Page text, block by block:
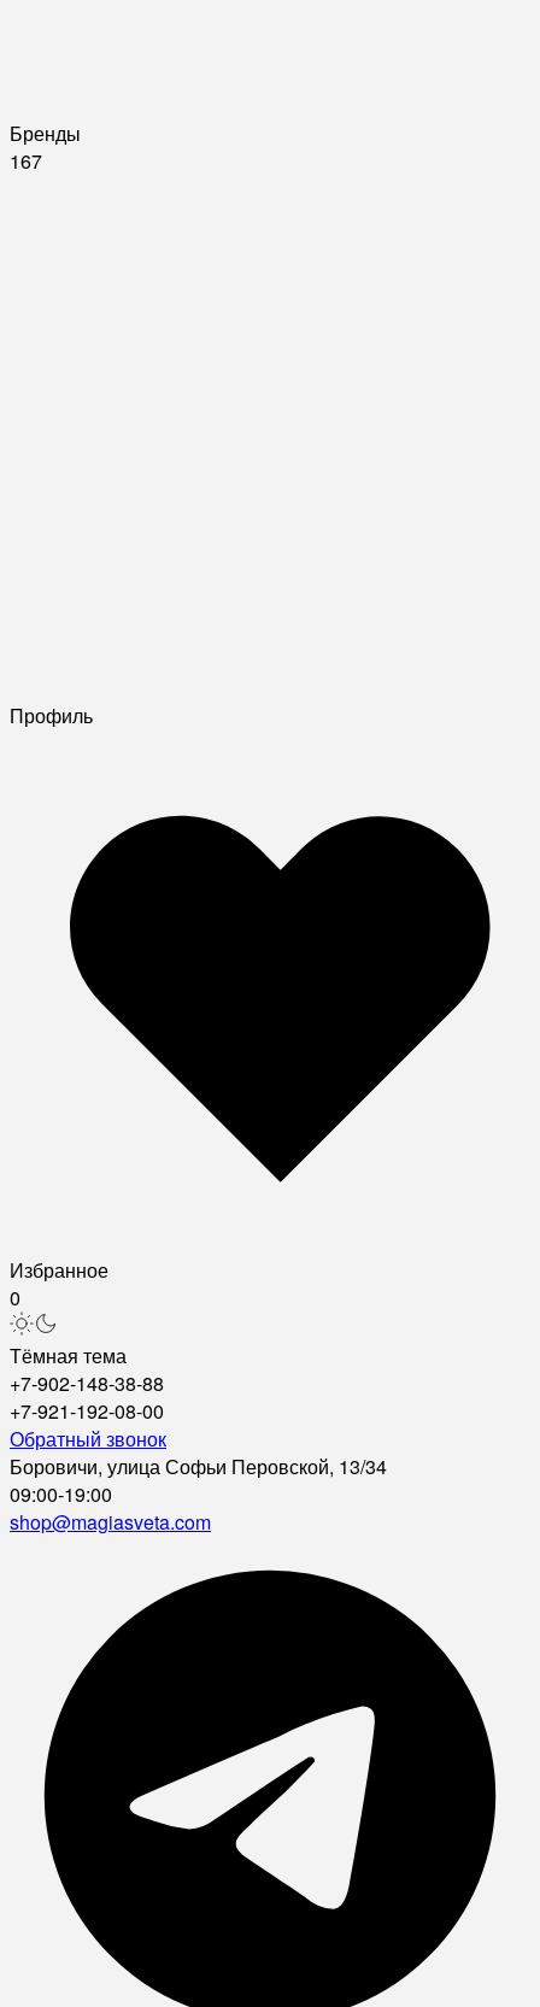
Бренды
167
Профиль
Избранное
0
Тёмная тема
+7-902-148-38-88
+7-921-192-08-00
Обратный звонок
Боровичи, улица Софьи Перовской, 13/34
09:00-19:00
shop@magiasveta.com